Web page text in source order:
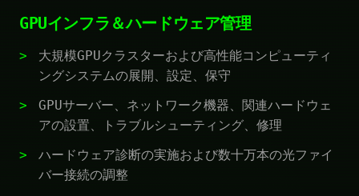
GPUインフラ＆ハードウェア管理
大規模GPUクラスターおよび高性能コンピューティ
ングシステムの展開、設定、保守
GPUサーバー、ネットワーク機器、関連ハードウェ
アの設置、トラブルシューティング、修理
ハードウェア診断の実施および数十万本の光ファイ
バー接続の調整